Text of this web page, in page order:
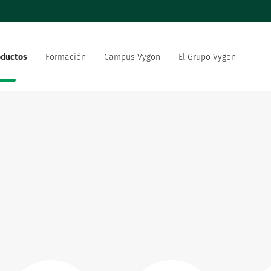
Formación Campus Vygon El Grupo Vygon
mundo Nuestra oferta